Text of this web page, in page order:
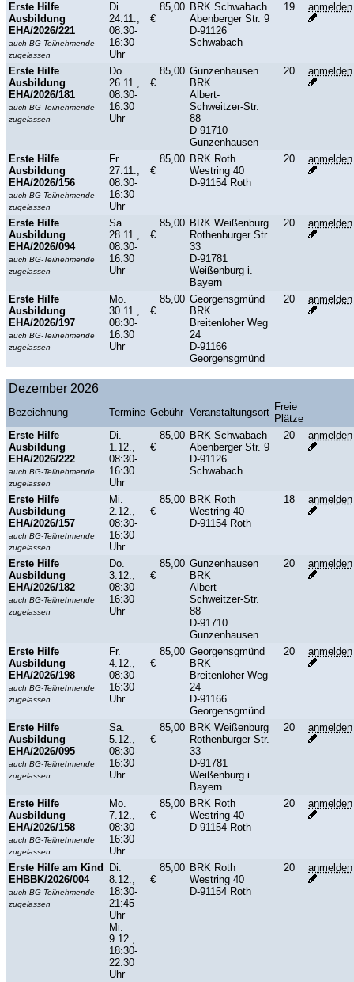
Erste Hilfe
Ausbildung
EHA/2026/221
auch BG-Teilnehmende
zugelassen
Di.
24.11.,
08:30-
16:30
Uhr
85,00
€
BRK Schwabach
Abenberger Str. 9
D-91126
Schwabach
19 anmelden
Erste Hilfe
Ausbildung
EHA/2026/181
auch BG-Teilnehmende
zugelassen
Do.
26.11.,
08:30-
16:30
Uhr
85,00
€
Gunzenhausen
BRK
Albert-
Schweitzer-Str.
88
D-91710
Gunzenhausen
20 anmelden
Erste Hilfe
Ausbildung
EHA/2026/156
auch BG-Teilnehmende
zugelassen
Fr.
27.11.,
08:30-
16:30
Uhr
85,00
€
BRK Roth
Westring 40
D-91154 Roth
20 anmelden
Erste Hilfe
Ausbildung
EHA/2026/094
auch BG-Teilnehmende
zugelassen
Sa.
28.11.,
08:30-
16:30
Uhr
85,00
€
BRK Weißenburg
Rothenburger Str.
33
D-91781
Weißenburg i.
Bayern
20 anmelden
Erste Hilfe
Ausbildung
EHA/2026/197
auch BG-Teilnehmende
zugelassen
Mo.
30.11.,
08:30-
16:30
Uhr
85,00
€
Georgensgmünd
BRK
Breitenloher Weg
24
D-91166
Georgensgmünd
20 anmelden
Dezember 2026
Bezeichnung Termine Gebühr Veranstaltungsort Freie
Plätze
Erste Hilfe
Ausbildung
EHA/2026/222
auch BG-Teilnehmende
zugelassen
Di.
1.12.,
08:30-
16:30
Uhr
85,00
€
BRK Schwabach
Abenberger Str. 9
D-91126
Schwabach
20 anmelden
Erste Hilfe
Ausbildung
EHA/2026/157
auch BG-Teilnehmende
zugelassen
Mi.
2.12.,
08:30-
16:30
Uhr
85,00
€
BRK Roth
Westring 40
D-91154 Roth
18 anmelden
Erste Hilfe
Ausbildung
EHA/2026/182
auch BG-Teilnehmende
zugelassen
Do.
3.12.,
08:30-
16:30
Uhr
85,00
€
Gunzenhausen
BRK
Albert-
Schweitzer-Str.
88
D-91710
Gunzenhausen
20 anmelden
Erste Hilfe
Ausbildung
EHA/2026/198
auch BG-Teilnehmende
zugelassen
Fr.
4.12.,
08:30-
16:30
Uhr
85,00
€
Georgensgmünd
BRK
Breitenloher Weg
24
D-91166
Georgensgmünd
20 anmelden
Erste Hilfe
Ausbildung
EHA/2026/095
auch BG-Teilnehmende
zugelassen
Sa.
5.12.,
08:30-
16:30
Uhr
85,00
€
BRK Weißenburg
Rothenburger Str.
33
D-91781
Weißenburg i.
Bayern
20 anmelden
Erste Hilfe
Ausbildung
EHA/2026/158
auch BG-Teilnehmende
zugelassen
Mo.
7.12.,
08:30-
16:30
Uhr
85,00
€
BRK Roth
Westring 40
D-91154 Roth
20 anmelden
Erste Hilfe am Kind
EHBBK/2026/004
auch BG-Teilnehmende
zugelassen
Di.
8.12.,
18:30-
21:45
Uhr
Mi.
9.12.,
18:30-
22:30
Uhr
85,00
€
BRK Roth
Westring 40
D-91154 Roth
20 anmelden